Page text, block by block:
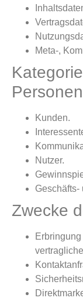
Meta-,
Personen
Kunden.
Nutzer.
Geschäfts-
Zwecke